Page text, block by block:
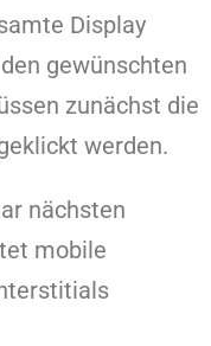
Display
gewünschten
zunächst die
werden.
nächsten
mobile